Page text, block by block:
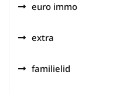
euro immo
extra
familielid